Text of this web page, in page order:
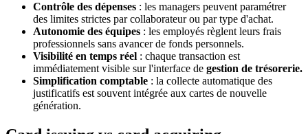
Contrôle des dépenses : les managers peuvent paramétrer
des limites strictes par collaborateur ou par type d'achat.
Autonomie des équipes : les employés règlent leurs frais
professionnels sans avancer de fonds personnels.
Visibilité en temps réel : chaque transaction est
immédiatement visible sur l'interface de gestion de trésorerie.
Simplification comptable : la collecte automatique des
justificatifs est souvent intégrée aux cartes de nouvelle
génération.